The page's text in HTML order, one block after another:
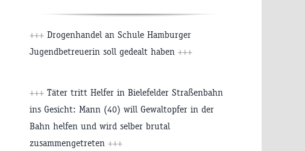
+++ Drogenhandel an Schule Hamburger
Jugendbetreuerin soll gedealt haben +++
+++ Täter tritt Helfer in Bielefelder Straßenbahn
ins Gesicht: Mann (40) will Gewaltopfer in der
Bahn helfen und wird selber brutal
zusammengetreten +++